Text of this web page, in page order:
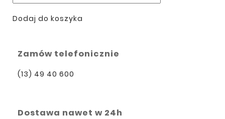
Dodaj do koszyka
Zamów telefonicznie
(13) 49 40 600
Dostawa nawet w 24h